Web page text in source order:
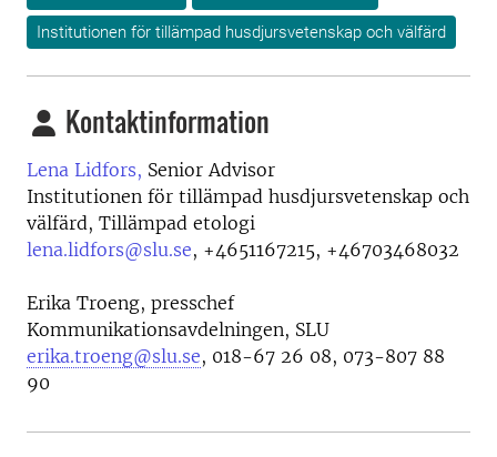
Institutionen för tillämpad husdjursvetenskap och välfärd
Kontaktinformation
Lena Lidfors, Senior Advisor
Institutionen för tillämpad husdjursvetenskap och
välfärd, Tillämpad etologi
lena.lidfors@slu.se, +4651167215, +46703468032
Erika Troeng, presschef
Kommunikationsavdelningen, SLU
erika.troeng@slu.se, 018-67 26 08, 073-807 88
90